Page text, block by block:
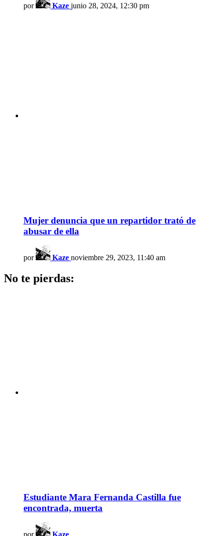
por Kaze junio 28, 2024, 12:30 pm
Mujer denuncia que un repartidor trató de
abusar de ella
por Kaze noviembre 29, 2023, 11:40 am
No te pierdas:
Estudiante Mara Fernanda Castilla fue
encontrada, muerta